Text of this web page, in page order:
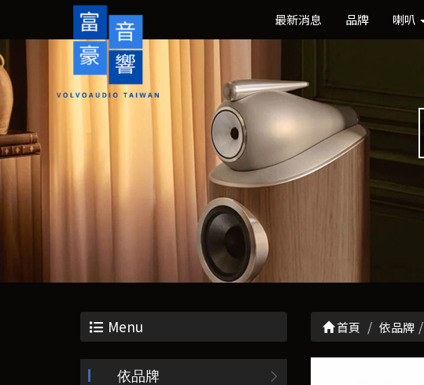
最新消息 品牌 喇叭
Menu
依品牌
首頁 依品牌